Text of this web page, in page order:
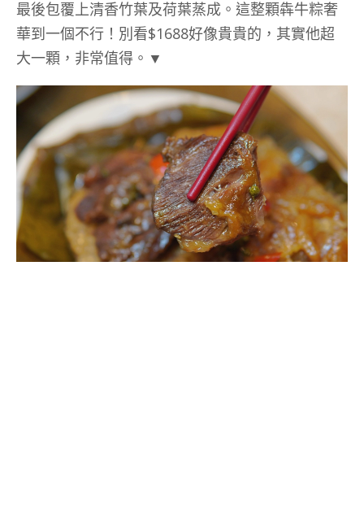
最後包覆上清香竹葉及荷葉蒸成。這整顆犇牛粽奢
華到一個不行！別看$1688好像貴貴的，其實他超
大一顆，非常值得。▼